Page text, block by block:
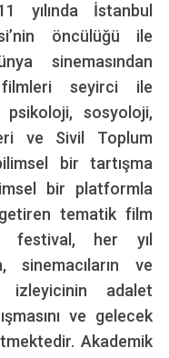
yılında İstanbul
öncülüğü ile
sinemasından
seyirci ile
psikoloji, sosyoloji,
ve Sivil Toplum
bir tartışma
bir platformla
tematik film
festival, her yıl
sinemacıların ve
izleyicinin adalet
ve gelecek
Akademik